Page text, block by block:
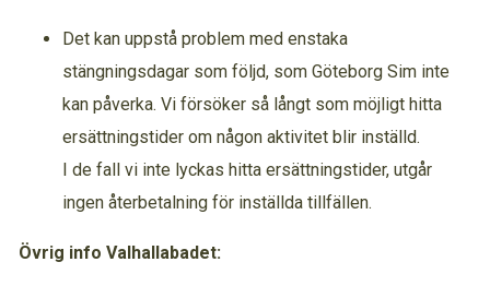
Det kan uppstå problem med enstaka
stängningsdagar som följd, som Göteborg Sim inte
kan påverka. Vi försöker så långt som möjligt hitta
ersättningstider om någon aktivitet blir inställd.
I de fall vi inte lyckas hitta ersättningstider, utgår
ingen återbetalning för inställda tillfällen.
Övrig info Valhallabadet: